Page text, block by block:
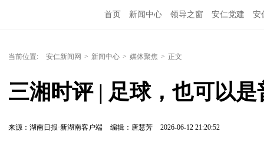
首页 新闻中心 领导之窗 安仁党建 安
当前位置: 安仁新闻网 > 新闻中心 > 媒体聚焦 > 正文
三湘时评 | 足球，也可以
来源：湖南日报·新湖南客户端 编辑：唐慧芳 2026-06-12 21:20:52